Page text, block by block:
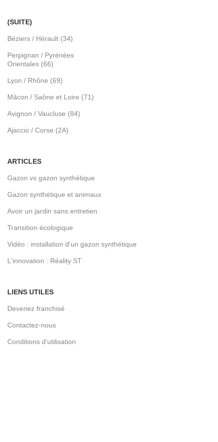
(SUITE)
Béziers / Hérault (34)
Perpignan / Pyrénées
Orientales (66)
Lyon / Rhône (69)
Mâcon / Saône et Loire (71)
Avignon / Vaucluse (84)
Ajaccio / Corse (2A)
ARTICLES
Gazon vs gazon synthétique
Gazon synthétique et animaux
Avoir un jardin sans entretien
Transition écologique
Vidéo : installation d'un gazon synthétique
L'innovation : Réality ST
LIENS UTILES
Devenez franchisé
Contactez-nous
Conditions d’utilisation